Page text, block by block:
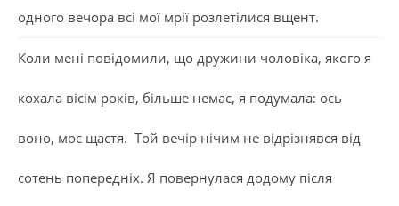
одного вечора всі мої мрії розлетілися вщент.
Коли мені повідомили, що дружини чоловіка, якого я
кохала вісім років, більше немає, я подумала: ось
воно, моє щастя. Той вечір нічим не відрізнявся від
сотень попередніх. Я повернулася додому після